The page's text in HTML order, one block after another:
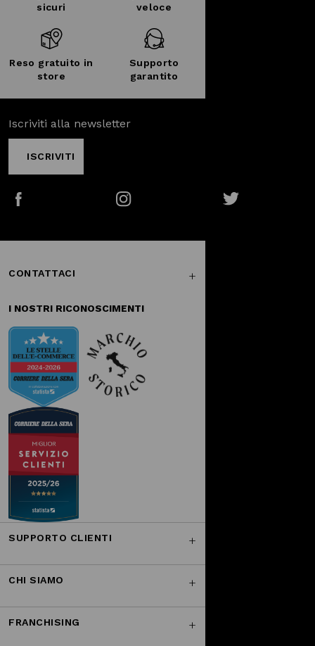
sicuri
veloce
Reso gratuito in
store
Supporto
garantito
Iscriviti alla newsletter
ISCRIVITI
CONTATTACI
I NOSTRI RICONOSCIMENTI
SUPPORTO CLIENTI
CHI SIAMO
FRANCHISING